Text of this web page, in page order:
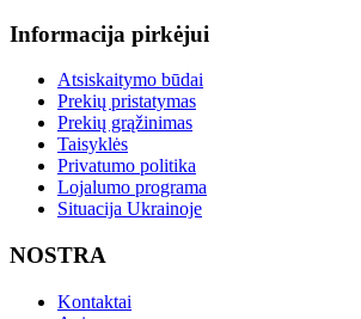
Informacija pirkėjui
Atsiskaitymo būdai
Prekių pristatymas
Prekių grąžinimas
Taisyklės
Privatumo politika
Lojalumo programa
Situacija Ukrainoje
NOSTRA
Kontaktai